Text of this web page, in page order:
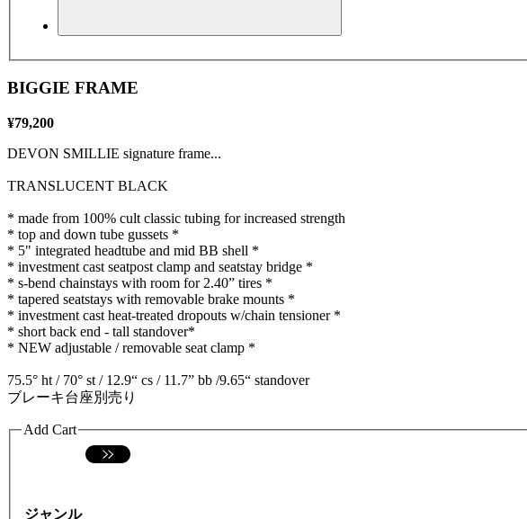
BIGGIE FRAME
¥79,200
DEVON SMILLIE signature frame...
TRANSLUCENT BLACK
* made from 100% cult classic tubing for increased strength
* top and down tube gussets *
* 5" integrated headtube and mid BB shell *
* investment cast seatpost clamp and seatstay bridge *
* s-bend chainstays with room for 2.40” tires *
* tapered seatstays with removable brake mounts *
* investment cast heat-treated dropouts w/chain tensioner *
* short back end - tall standover*
* NEW adjustable / removable seat clamp *
75.5° ht / 70° st / 12.9“ cs / 11.7” bb /9.65“ standover
ブレーキ台座別売り
Add Cart
ジャンル